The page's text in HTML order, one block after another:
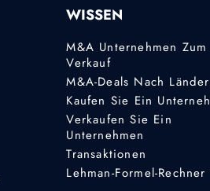
WISSEN
M&A Unternehmen Zum
Verkauf
M&A-Deals Nach
Kaufen Sie Ein
Verkaufen Sie Ein
Unternehmen
Transaktionen
Lehman-Formel-Rechner